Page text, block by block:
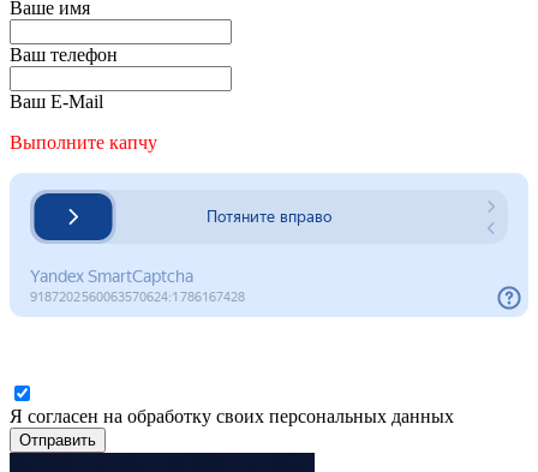
Ваше имя
Ваш телефон
Ваш E-Mail
Выполните капчу
Я согласен на обработку своих персональных данных
Отправить